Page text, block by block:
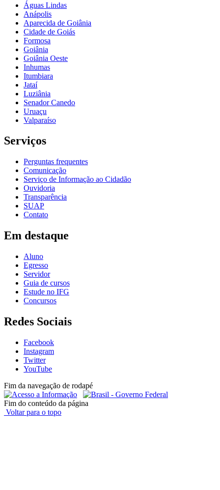
Águas Lindas
Anápolis
Aparecida de Goiânia
Cidade de Goiás
Formosa
Goiânia
Goiânia Oeste
Inhumas
Itumbiara
Jataí
Luziânia
Senador Canedo
Uruaçu
Valparaíso
Serviços
Perguntas frequentes
Comunicação
Serviço de Informação ao Cidadão
Ouvidoria
Transparência
SUAP
Contato
Em destaque
Aluno
Egresso
Servidor
Guia de cursos
Estude no IFG
Concursos
Redes Sociais
Facebook
Instagram
Twitter
YouTube
Fim da navegação de rodapé
Fim do conteúdo da página
Voltar para o topo